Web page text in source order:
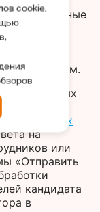
цели данные
или
в
способом.
указанных
на
или
«Отправить
кандидата
в
cookie,